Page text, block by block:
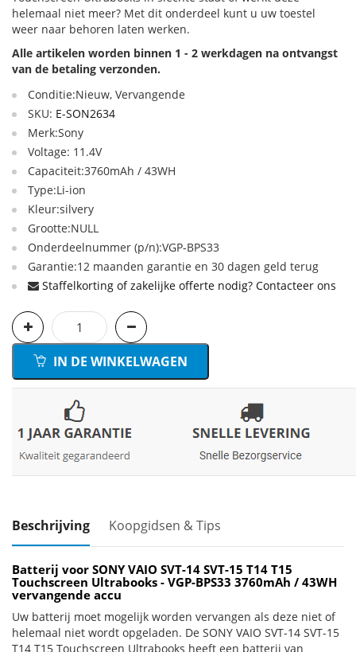
helemaal niet meer? Met dit onderdeel kunt u uw toestel
weer naar behoren laten werken.
Alle artikelen worden binnen 1 - 2 werkdagen na ontvangst
van de betaling verzonden.
Conditie:Nieuw, Vervangende
SKU: E-SON2634
Merk:Sony
Voltage: 11.4V
Capaciteit:3760mAh / 43WH
Type:Li-ion
Kleur:silvery
Grootte:NULL
Onderdeelnummer (p/n):VGP-BPS33
Garantie:12 maanden garantie en 30 dagen geld terug
Staffelkorting of zakelijke offerte nodig? Contacteer ons
IN DE WINKELWAGEN
Beschrijving Koopgidsen & Tips
Batterij voor SONY VAIO SVT-14 SVT-15 T14 T15
Touchscreen Ultrabooks - VGP-BPS33 3760mAh / 43WH
vervangende accu
Uw batterij moet mogelijk worden vervangen als deze niet of
helemaal niet wordt opgeladen. De SONY VAIO SVT-14 SVT-15
T14 T15 Touchscreen Ultrabooks heeft een batterij van